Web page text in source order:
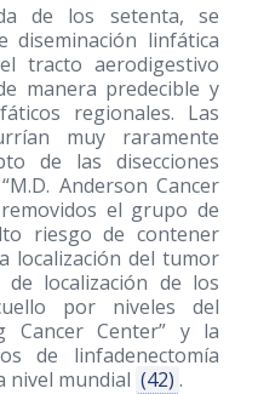
de los setenta, se
diseminación linfática
tracto aerodigestivo
manera predecible y
regionales. Las
muy raramente
de las disecciones
Anderson Cancer
el grupo de
riesgo de contener
localización del tumor
de localización de los
por niveles del
Cancer Center” y la
de linfadenectomía
nivel mundial (42) .